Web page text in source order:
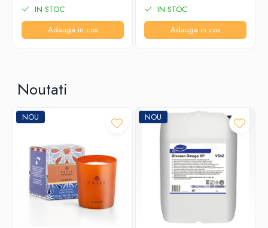
IN STOC
Adauga in cos
IN STOC
Adauga in cos
Noutati
NOU NOU